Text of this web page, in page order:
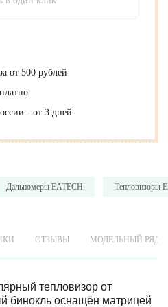
от 500 рублей
- от 3 дней
Дальномеры EATECH Тепловизоры
ОТЗЫВЫ МОДЕЛЬНЫЙ РЯД
тепловизор от
бинокль оснащён матрицей